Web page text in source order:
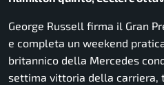
George Russell firma il Gran
e completa un weekend
britannico della Mercedes
settima vittoria della carriera,